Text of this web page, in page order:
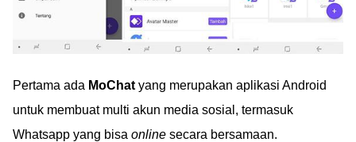
Pertama ada MoChat yang merupakan aplikasi Android
untuk membuat multi akun media sosial, termasuk
Whatsapp yang bisa online secara bersamaan.